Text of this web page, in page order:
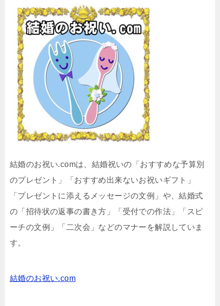
結婚のお祝い.comは、結婚祝いの「おすすめな予算別
のプレゼント」「おすすめ出来ないお祝いギフト」
「プレゼントに添えるメッセージの文例」や、結婚式
の「招待状の返事の書き方」「受付での作法」「スピ
ーチの文例」「二次会」などのマナーを解説していま
す。
結婚のお祝い.com